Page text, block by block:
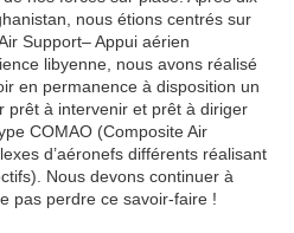
nous étions centrés sur
Support– Appui aérien
libyenne, nous avons réalisé
en permanence à disposition un
prêt à intervenir et prêt à diriger
COMAO (Composite Air
d’aéronefs différents réalisant
Nous devons continuer à
pas perdre ce savoir-faire !